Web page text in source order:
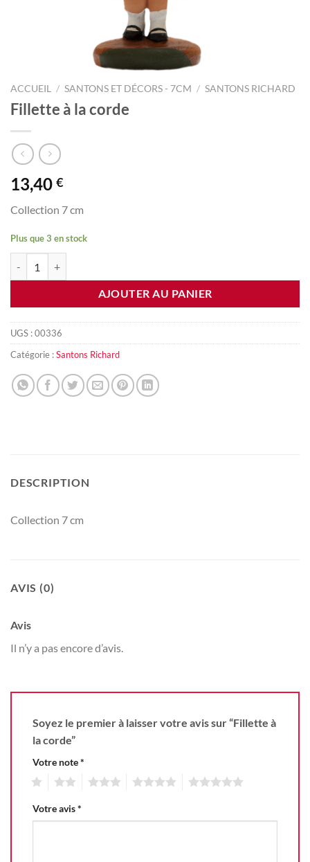
ACCUEIL / SANTONS ET DÉCORS - 7CM / SANTONS RICHARD
Fillette à la corde
13,40 €
Collection 7 cm
Plus que 3 en stock
AJOUTER AU PANIER
UGS :00336
Catégorie :Santons Richard
DESCRIPTION
Collection 7 cm
AVIS (0)
Avis
Il n’y a pas encore d’avis.
Soyez le premier à laisser votre avis sur “Fillette à
la corde”
Votre note*
Votre avis*